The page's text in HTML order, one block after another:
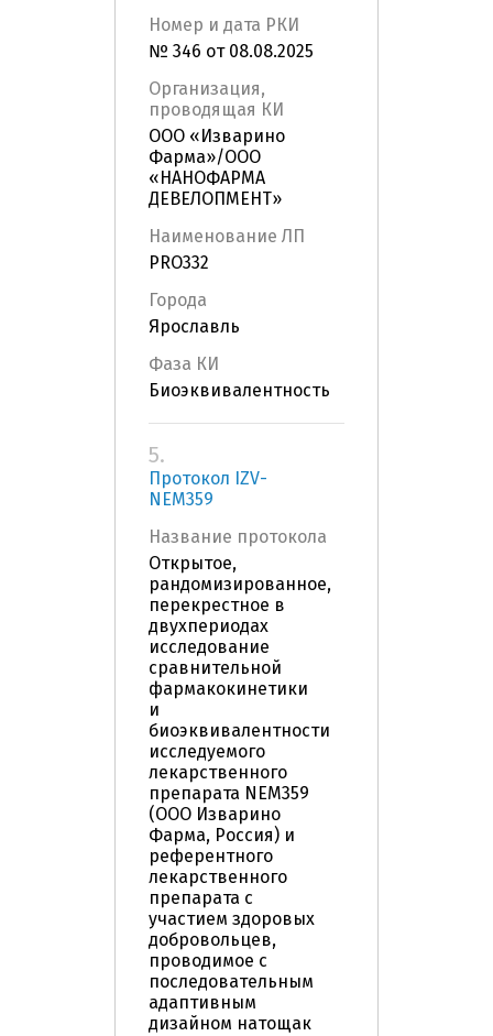
Номер и дата РКИ
№ 346 от 08.08.2025
Организация,
проводящая КИ
ООО «Изварино
Фарма»/ООО
«НАНОФАРМА
ДЕВЕЛОПМЕНТ»
Наименование ЛП
PRO332
Города
Ярославль
Фаза КИ
Биоэквивалентность
5.
Протокол IZV-
NEM359
Название протокола
Открытое,
рандомизированное,
перекрестное в
двухпериодах
исследование
сравнительной
фармакокинетики
и
биоэквивалентности
исследуемого
лекарственного
препарата NEM359
(ООО Изварино
Фарма, Россия) и
референтного
лекарственного
препарата с
участием здоровых
добровольцев,
проводимое с
последовательным
адаптивным
дизайном натощак